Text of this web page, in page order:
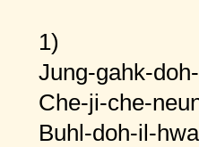
1)
Jung-gahk-
Che-ji-che-
Buhl-doh-il-hwa